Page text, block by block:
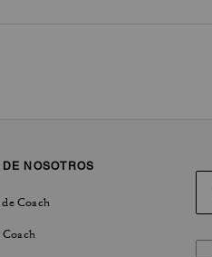
NOSOTROS
Coach